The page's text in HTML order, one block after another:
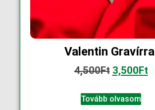
Valentin Gravírral
4,500Ft 3,500Ft
Tovább olvasom